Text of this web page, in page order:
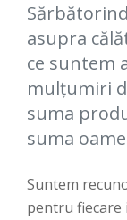
asupra
ce suntem
mulțumiri
suma
suma
Suntem
pentru fiecare